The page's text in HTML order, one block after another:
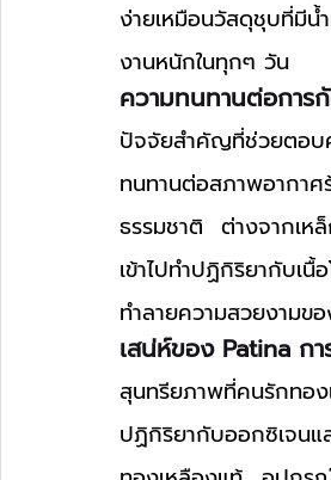
ง่ายเหมือนวัสดุชุบที่มีน้
งานหนักในทุกๆ วัน
ความทนทานต่อการ
ปัจจัยสำคัญที่ช่วยตอบ
ทนทานต่อสภาพอากา
ธรรมชาติ ต่างจากเห
เข้าไปทำปฏิกิริยากับ
ทำลายความสวยงามข
เสน่ห์ของ Patina ก
สุนทรียภาพที่คนรักทอ
ปฏิกิริยากับออกซิเจน